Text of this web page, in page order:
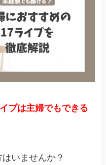
ブは主婦でもできる
いませんか？